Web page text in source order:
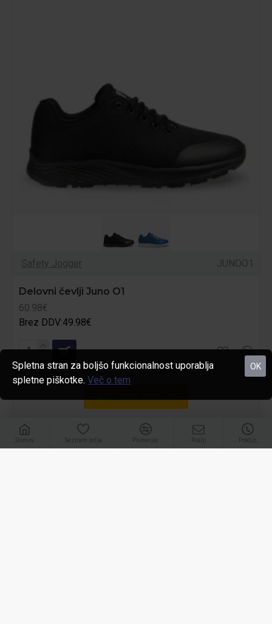
Safety Jogger JUNOO1
Delovni čevlji Juno O1
60.98€
Brez DDV:49.98€
Domov Seznam želja Primerjaj Pokliči
OK
Spletna stran za boljšo funkcionalnost uporablja
spletne piškotke. Več o tem